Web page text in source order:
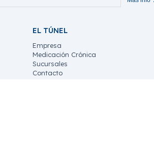
EL TÚNEL
Empresa
Medicación Crónica
Sucursales
Contacto